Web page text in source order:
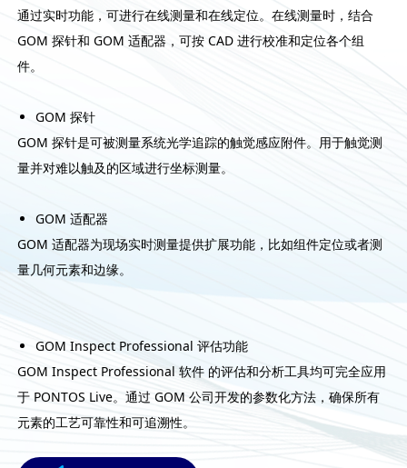
通过实时功能，可进行在线测量和在线定位。在线测量时，结合
GOM 探针和 GOM 适配器，可按 CAD 进行校准和定位各个组
件。
GOM 探针
GOM 探针是可被测量系统光学追踪的触觉感应附件。用于触觉测
量并对难以触及的区域进行坐标测量。
GOM 适配器
GOM 适配器为现场实时测量提供扩展功能，比如组件定位或者测
量几何元素和边缘。
GOM Inspect Professional 评估功能
GOM Inspect Professional 软件 的评估和分析工具均可完全应用
于 PONTOS Live。通过 GOM 公司开发的参数化方法，确保所有
元素的工艺可靠性和可追溯性。